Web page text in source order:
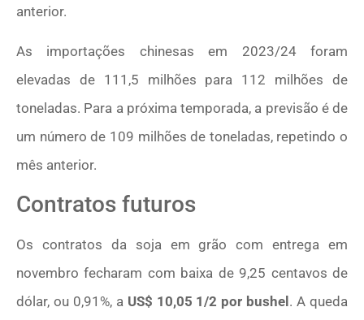
anterior.
As importações chinesas em 2023/24 foram
elevadas de 111,5 milhões para 112 milhões de
toneladas. Para a próxima temporada, a previsão é de
um número de 109 milhões de toneladas, repetindo o
mês anterior.
Contratos futuros
Os contratos da soja em grão com entrega em
novembro fecharam com baixa de 9,25 centavos de
dólar, ou 0,91%, a US$ 10,05 1/2 por bushel . A queda